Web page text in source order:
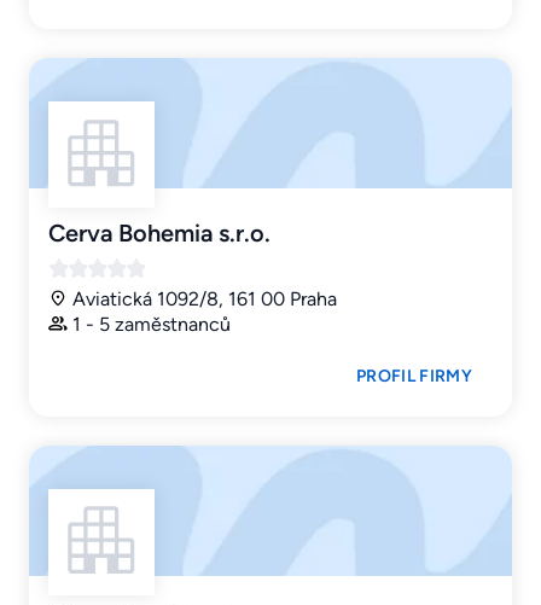
Cerva Bohemia s.r.o.
Aviatická 1092/8, 161 00 Praha
1 - 5 zaměstnanců
PROFIL FIRMY